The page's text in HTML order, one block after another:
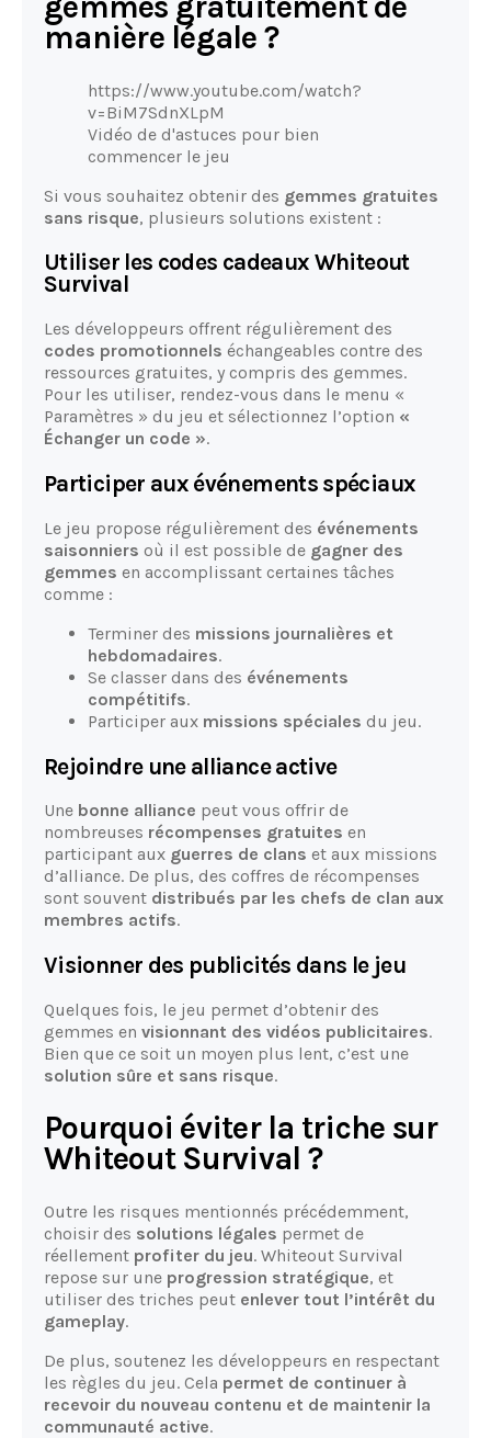
manière légale ?
https://www.youtube.com/watch?
v=BiM7SdnXLpM
Vidéo de d'astuces pour bien
commencer le jeu
Si vous souhaitez obtenir des gemmes gratuites
sans risque, plusieurs solutions existent :
Utiliser les codes cadeaux Whiteout
Survival
Les développeurs offrent régulièrement des
codes promotionnels échangeables contre des
ressources gratuites, y compris des gemmes.
Pour les utiliser, rendez-vous dans le menu «
Paramètres » du jeu et sélectionnez l’option «
Échanger un code ».
Participer aux événements spéciaux
Le jeu propose régulièrement des événements
saisonniers où il est possible de gagner des
gemmes en accomplissant certaines tâches
comme :
Terminer des missions journalières et
hebdomadaires.
Se classer dans des événements
compétitifs.
Participer aux missions spéciales du jeu.
Rejoindre une alliance active
Une bonne alliance peut vous offrir de
nombreuses récompenses gratuites en
participant aux guerres de clans et aux missions
d’alliance. De plus, des coffres de récompenses
sont souvent distribués par les chefs de clan aux
membres actifs.
Visionner des publicités dans le jeu
Quelques fois, le jeu permet d’obtenir des
gemmes en visionnant des vidéos publicitaires.
Bien que ce soit un moyen plus lent, c’est une
solution sûre et sans risque.
Pourquoi éviter la triche sur
Whiteout Survival ?
Outre les risques mentionnés précédemment,
choisir des solutions légales permet de
réellement profiter du jeu. Whiteout Survival
repose sur une progression stratégique, et
utiliser des triches peut enlever tout l’intérêt du
gameplay.
De plus, soutenez les développeurs en respectant
les règles du jeu. Cela permet de continuer à
recevoir du nouveau contenu et de maintenir la
communauté active.